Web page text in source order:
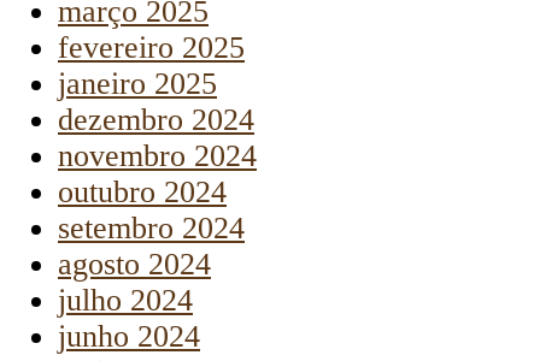
março 2025
fevereiro 2025
janeiro 2025
dezembro 2024
novembro 2024
outubro 2024
setembro 2024
agosto 2024
julho 2024
junho 2024